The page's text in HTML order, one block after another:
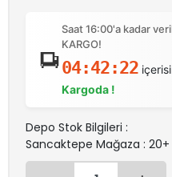
Saat 16:00'a kadar
KARGO!
04:42:21
Kargoda !
Depo Stok Bilgileri :
Sancaktepe Mağaza : 20+